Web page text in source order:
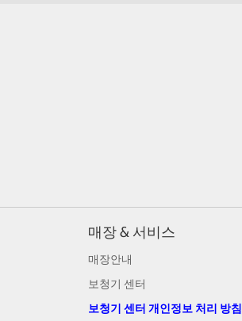
매장 & 서비스
매장안내
보청기 센터
보청기 센터 개인정보 처리 방침